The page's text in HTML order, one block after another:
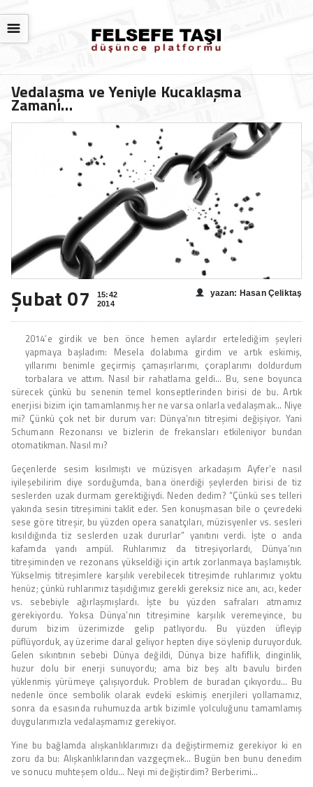
☰
Vedalaşma ve Yeniyle Kucaklaşma
Zamanı…
Şubat 07
15:42
2014
yazan: Hasan Çeliktaş
2014’e girdik ve ben önce hemen aylardır ertelediğim şeyleri
yapmaya başladım: Mesela dolabıma girdim ve artık eskimiş,
yıllarımı benimle geçirmiş çamaşırlarımı, çoraplarımı doldurdum
torbalara ve attım. Nasıl bir rahatlama geldi… Bu, sene boyunca
sürecek çünkü bu senenin temel konseptlerinden birisi de bu. Artık
enerjisi bizim için tamamlanmış her ne varsa onlarla vedalaşmak… Niye
mi? Çünkü çok net bir durum var: Dünya’nın titreşimi değişiyor. Yani
Schumann Rezonansı ve bizlerin de frekansları etkileniyor bundan
otomatikman. Nasıl mı?
Geçenlerde sesim kısılmıştı ve müzisyen arkadaşım Ayfer’e nasıl
iyileşebilirim diye sorduğumda, bana önerdiği şeylerden birisi de tiz
seslerden uzak durmam gerektiğiydi. Neden dedim? “Çünkü ses telleri
yakında sesin titreşimini taklit eder. Sen konuşmasan bile o çevredeki
sese göre titreşir, bu yüzden opera sanatçıları, müzisyenler vs. sesleri
kısıldığında tiz seslerden uzak dururlar” yanıtını verdi. İşte o anda
kafamda yandı ampül. Ruhlarımız da titreşiyorlardı, Dünya’nın
titreşiminden ve rezonans yükseldiği için artık zorlanmaya başlamıştık.
Yükselmiş titreşimlere karşılık verebilecek titreşimde ruhlarımız yoktu
henüz; çünkü ruhlarımız taşıdığımız gerekli gereksiz nice anı, acı, keder
vs. sebebiyle ağırlaşmışlardı. İşte bu yüzden safraları atmamız
gerekiyordu. Yoksa Dünya’nın titreşimine karşılık veremeyince, bu
durum bizim üzerimizde gelip patlıyordu. Bu yüzden üfleyip
püflüyorduk, ay üzerime daral geliyor hepten diye söylenip duruyorduk.
Gelen sıkıntının sebebi Dünya değildi, Dünya bize hafiflik, dinginlik,
huzur dolu bir enerji sunuyordu; ama biz beş altı bavulu birden
yüklenmiş yürümeye çalışıyorduk. Problem de buradan çıkıyordu… Bu
nedenle önce sembolik olarak evdeki eskimiş enerjileri yollamamız,
sonra da esasında ruhumuzda artık bizimle yolculuğunu tamamlamış
duygularımızla vedalaşmamız gerekiyor.
Yine bu bağlamda alışkanlıklarımızı da değiştirmemiz gerekiyor ki en
zoru da bu: Alışkanlıklarından vazgeçmek… Bugün ben bunu denedim
ve sonucu muhteşem oldu… Neyi mi değiştirdim? Berberimi…